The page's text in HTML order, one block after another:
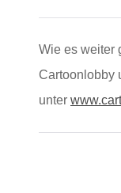
Wie es weiter
Cartoonlobby
unter